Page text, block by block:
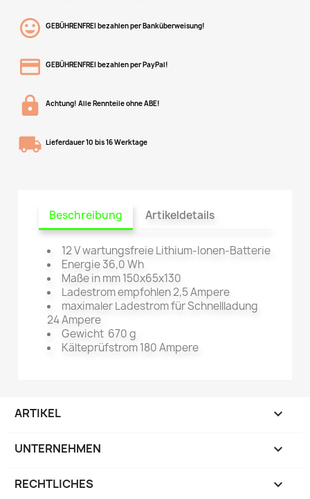
GEBÜHRENFREI bezahlen per Banküberweisung!
GEBÜHRENFREI bezahlen per PayPal!
Achtung! Alle Rennteile ohne ABE!
Lieferdauer 10 bis 16 Werktage
Beschreibung Artikeldetails
12 V wartungsfreie Lithium-Ionen-Batterie
Energie 36,0 Wh
Maße in mm 150x65x130
Ladestrom empfohlen 2,5 Ampere
maximaler Ladestrom für Schnellladung
24 Ampere
Gewicht 670 g
Kälteprüfstrom 180 Ampere
ARTIKEL 
UNTERNEHMEN 
RECHTLICHES 